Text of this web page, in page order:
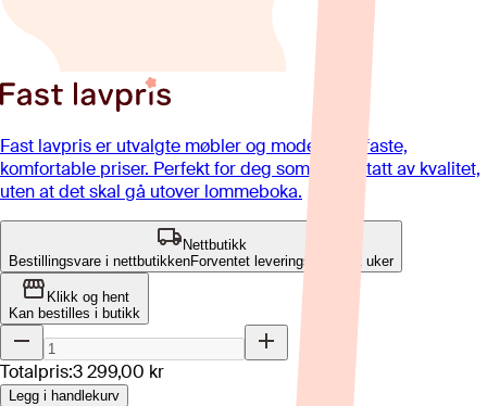
Fast lavpris er utvalgte møbler og modeller til faste,
komfortable priser. Perfekt for deg som er opptatt av kvalitet,
uten at det skal gå utover lommeboka.
Nettbutikk
Bestillingsvare i nettbutikkenForventet leveringstid: 8-12 uker
Klikk og hent
Kan bestilles i butikk
Totalpris:3 299,00 kr
Legg i handlekurv